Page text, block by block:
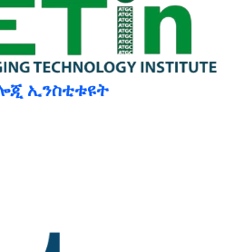
ኢንስቲቱዩት